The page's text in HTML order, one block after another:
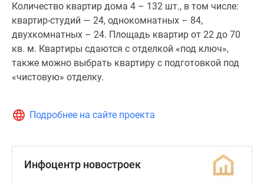
Количество квартир дома 4 – 132 шт., в том числе:
квартир-студий — 24, однокомнатных – 84,
двухкомнатных – 24. Площадь квартир от 22 до 70
кв. м. Квартиры сдаются с отделкой «под ключ»,
также можно выбрать квартиру с подготовкой под
«чистовую» отделку.
Подробнее на сайте проекта
Инфоцентр новостроек